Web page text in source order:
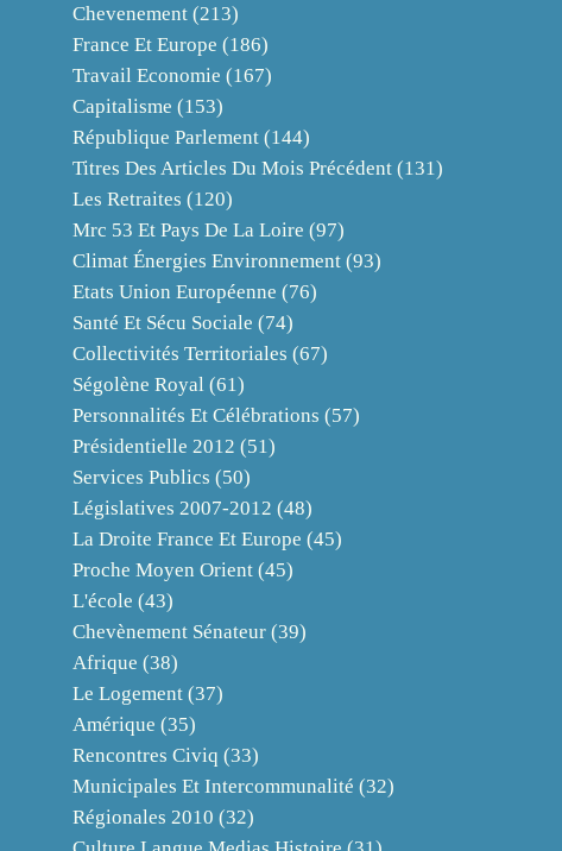
Chevenement (213)
France Et Europe (186)
Travail Economie (167)
Capitalisme (153)
République Parlement (144)
Titres Des Articles Du Mois Précédent (131)
Les Retraites (120)
Mrc 53 Et Pays De La Loire (97)
Climat Énergies Environnement (93)
Etats Union Européenne (76)
Santé Et Sécu Sociale (74)
Collectivités Territoriales (67)
Ségolène Royal (61)
Personnalités Et Célébrations (57)
Présidentielle 2012 (51)
Services Publics (50)
Législatives 2007-2012 (48)
La Droite France Et Europe (45)
Proche Moyen Orient (45)
L'école (43)
Chevènement Sénateur (39)
Afrique (38)
Le Logement (37)
Amérique (35)
Rencontres Civiq (33)
Municipales Et Intercommunalité (32)
Régionales 2010 (32)